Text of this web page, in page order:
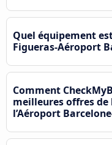
Quel équipement
Figueras-Aéroport
Comment
meilleures offres de
l’Aéroport